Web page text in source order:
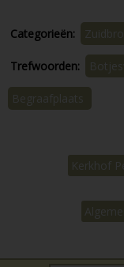
Categorieën:
Trefwoorden:
Begraafplaats
Kerkhof